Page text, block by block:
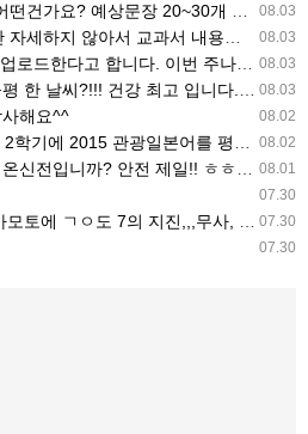
08.03
개 중 몇개를 틀어주고 들리는대로 쓰는 건가요? 자세…
08.03
용에 맞게 좀 더 구체적으로 재구조화를 하신 선생님이 계…
08.03
번 주나 다음 주에 e-book 기반 전자저작물도 업로드…
08.03
한 날씨?!!! 건강 최고 입니다. ^^
08.02
해요^^
08.02
를 평가계획을 세우려고 하는데. ..아무리 찾아도 없어…
08.01
입니까? 안전 제일!! ㅎㅎ 감사해요. ^^
07.30
07.30
의 지진,,,무사, 안전을 기도 합니다. 감사해요...
07.30